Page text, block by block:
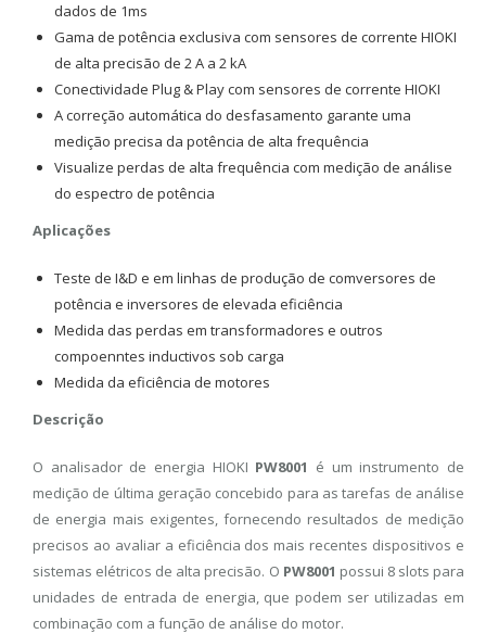
dados de 1ms
Gama de potência exclusiva com sensores de corrente HIOKI
de alta precisão de 2 A a 2 kA
Conectividade Plug & Play com sensores de corrente HIOKI
A correção automática do desfasamento garante uma
medição precisa da potência de alta frequência
Visualize perdas de alta frequência com medição de análise
do espectro de potência
Aplicações
Teste de I&D e em linhas de produção de comversores de
potência e inversores de elevada eficiência
Medida das perdas em transformadores e outros
compoenntes inductivos sob carga
Medida da eficiência de motores
Descrição
O analisador de energia HIOKI PW8001 é um instrumento de
medição de última geração concebido para as tarefas de análise
de energia mais exigentes, fornecendo resultados de medição
precisos ao avaliar a eficiência dos mais recentes dispositivos e
sistemas elétricos de alta precisão. O PW8001 possui 8 slots para
unidades de entrada de energia, que podem ser utilizadas em
combinação com a função de análise do motor.